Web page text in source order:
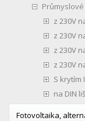
Průmyslové
z 230V
z 230V
z 230V
z 230V
S krytím
na DIN
Fotovoltaika,